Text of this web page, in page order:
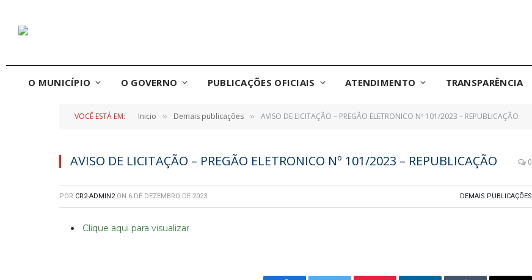
O MUNICÍPIO O GOVERNO PUBLICAÇÕES OFICIAIS ATENDIMENTO TRANSPARÊNCIA
VOCÊ ESTÁ EM: Inicio » Demais publicações » AVISO DE LICITAÇÃO – PREGÃO ELETRONICO Nº 101/2023 – REPUBLICAÇÃO
AVISO DE LICITAÇÃO – PREGÃO ELETRONICO Nº 101/2023 – REPUBLICAÇÃO 0
POR CR2-ADMIN2 ON 6 DE DEZEMBRO DE 2023 DEMAIS PUBLICAÇÕES
Clique aqui para visualizar